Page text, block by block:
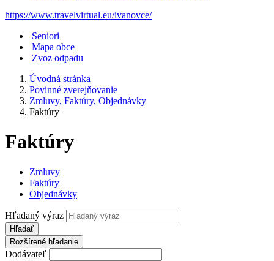
https://www.travelvirtual.eu/ivanovce/
Seniori
Mapa obce
Zvoz odpadu
Úvodná stránka
Povinné zverejňovanie
Zmluvy, Faktúry, Objednávky
Faktúry
Faktúry
Zmluvy
Faktúry
Objednávky
Hľadaný výraz
Hľadať
Rozšírené hľadanie
Dodávateľ